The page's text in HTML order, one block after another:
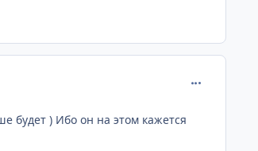
будет ) Ибо он на этом кажется